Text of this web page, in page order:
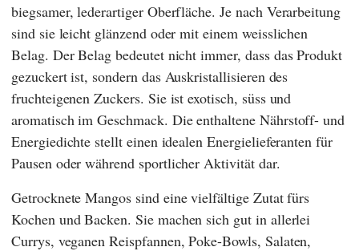
biegsamer, lederartiger Oberfläche. Je nach Verarbeitung
sind sie leicht glänzend oder mit einem weisslichen
Belag. Der Belag bedeutet nicht immer, dass das Produkt
gezuckert ist, sondern das Auskristallisieren des
fruchteigenen Zuckers. Sie ist exotisch, süss und
aromatisch im Geschmack. Die enthaltene Nährstoff- und
Energiedichte stellt einen idealen Energielieferanten für
Pausen oder während sportlicher Aktivität dar.
Getrocknete Mangos sind eine vielfältige Zutat fürs
Kochen und Backen. Sie machen sich gut in allerlei
Currys, veganen Reispfannen, Poke-Bowls, Salaten,